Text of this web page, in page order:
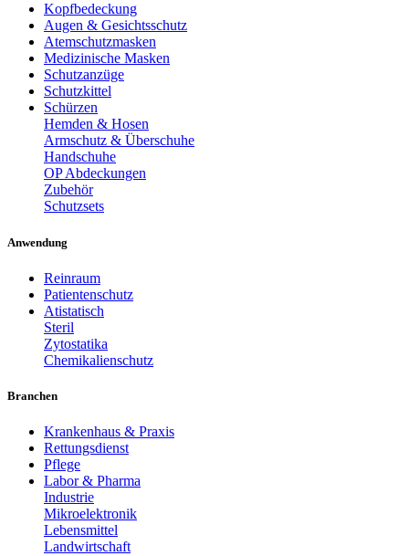
Kopfbedeckung
Augen & Gesichtsschutz
Atemschutzmasken
Medizinische Masken
Schutzanzüge
Schutzkittel
Schürzen
Hemden & Hosen
Armschutz & Überschuhe
Handschuhe
OP Abdeckungen
Zubehör
Schutzsets
Anwendung
Reinraum
Patientenschutz
Atistatisch
Steril
Zytostatika
Chemikalienschutz
Branchen
Krankenhaus & Praxis
Rettungsdienst
Pflege
Labor & Pharma
Industrie
Mikroelektronik
Lebensmittel
Landwirtschaft